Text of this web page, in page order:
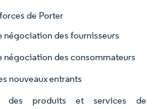
de Porter
négociation des fournisseurs
négociation des consommateurs
nouveaux entrants
des produits et services de